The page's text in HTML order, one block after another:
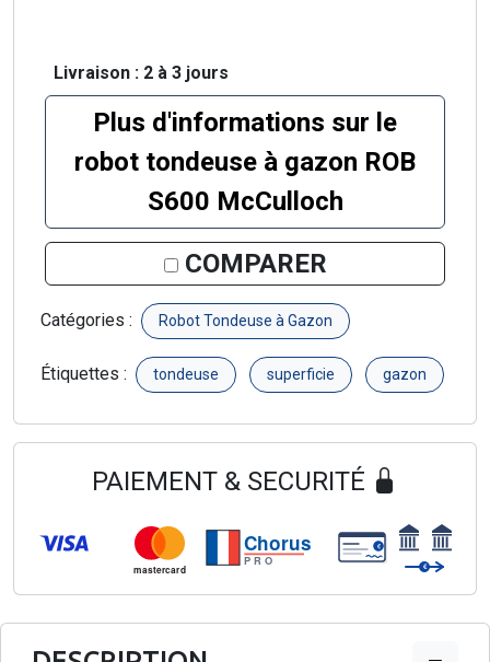
Livraison : 2 à 3 jours
Plus d'informations sur le
robot tondeuse à gazon ROB
S600 McCulloch
COMPARER
Catégories : Robot Tondeuse à Gazon
Étiquettes : tondeuse superficie gazon
PAIEMENT & SECURITÉ
mastercard
Chorus
PRO
€
€